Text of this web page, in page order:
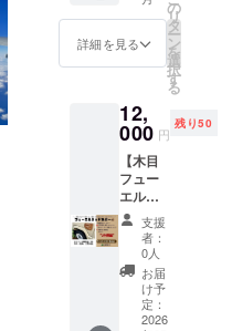
は、下
記【リ
ターン
びくだ
さい。
時期は
余裕を
もって
設定し
ており
ます
が、生
産体制
の整備
が順調
応 ・新
品素材
に塗装
つ個体
差あり
（木目
の表情
にこだ
わって
いま
す）
［特別
保証］
本リ
ターン
限定で
詳細を見る
の
リ
タ
ー
ン
を
選
択
す
る
12,
000 円
残り50
【木目
フュー
エル
リッド
カ
バー】
［仕
様］ ・
ガソリ
ンタン
支援
者：
0人
お届
け予
定：
2026